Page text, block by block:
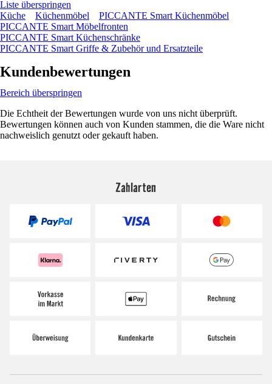
Liste überspringen
Küche
Küchenmöbel
PICCANTE Smart Küchenmöbel
PICCANTE Smart Möbelfronten
PICCANTE Smart Küchenschränke
PICCANTE Smart Griffe & Zubehör und Ersatzteile
Kundenbewertungen
Bereich überspringen
Die Echtheit der Bewertungen wurde von uns nicht überprüft.
Bewertungen können auch von Kunden stammen, die die Ware nicht
nachweislich genutzt oder gekauft haben.
Zahlarten